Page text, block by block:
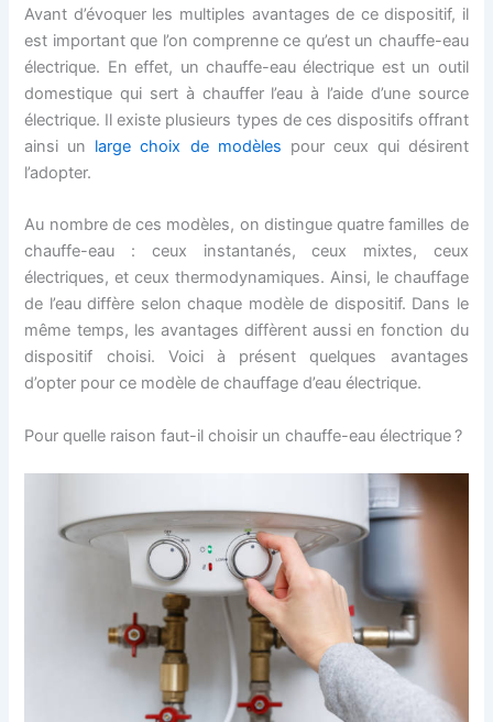
Avant d’évoquer les multiples avantages de ce dispositif, il
est important que l’on comprenne ce qu’est un chauffe-eau
électrique. En effet, un chauffe-eau électrique est un outil
domestique qui sert à chauffer l’eau à l’aide d’une source
électrique. Il existe plusieurs types de ces dispositifs offrant
ainsi un large choix de modèles pour ceux qui désirent
l’adopter.
Au nombre de ces modèles, on distingue quatre familles de
chauffe-eau : ceux instantanés, ceux mixtes, ceux
électriques, et ceux thermodynamiques. Ainsi, le chauffage
de l’eau diffère selon chaque modèle de dispositif. Dans le
même temps, les avantages diffèrent aussi en fonction du
dispositif choisi. Voici à présent quelques avantages
d’opter pour ce modèle de chauffage d’eau électrique.
Pour quelle raison faut-il choisir un chauffe-eau électrique ?